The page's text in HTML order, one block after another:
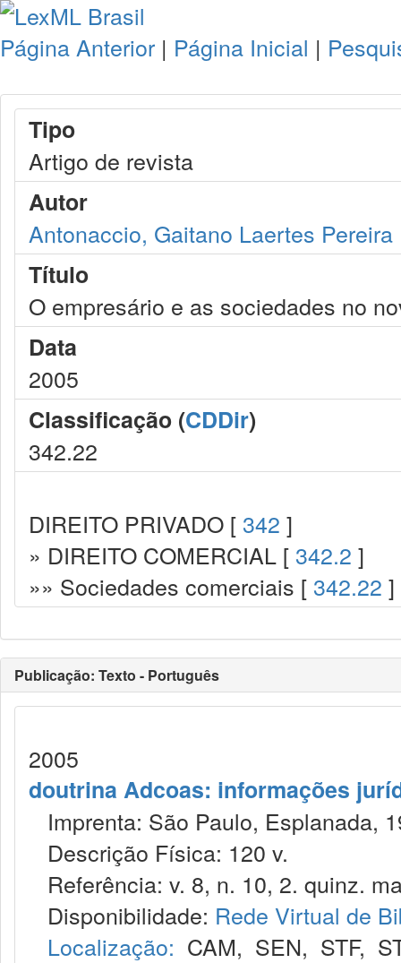
Página Anterior | Página Inicial |
Tipo
Artigo de revista
Autor
Antonaccio, Gaitano Laertes Pereira
Título
O empresário e as sociedades no
Data
2005
Classificação (CDDir)
342.22
DIREITO PRIVADO [ 342 ]
» DIREITO COMERCIAL [ 342.2 ]
»» Sociedades comerciais [ 342.22 ]
Publicação: Texto - Português
2005
doutrina Adcoas: informações
Imprenta: São Paulo, Esplanada,
Descrição Física: 120 v.
Referência: v. 8, n. 10, 2. quinz.
Disponibilidade: Rede Virtual de
Localização: CAM, SEN, STF,